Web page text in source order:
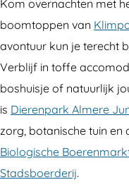
d
d
e
K
e
m
p
h
o
e
d
d
e
K
e
m
p
g
o
e
d
d
e
K
e
m
g
o
e
d
d
e
K
e
m
Kom overnachten met
boomtoppen van
avontuur kun je terecht
Verblijf in toffe
boshuisje of natuurlijk
is Dierenpark Almere
zorg, botanische tuin en
Biologische
Stadsboerderij.